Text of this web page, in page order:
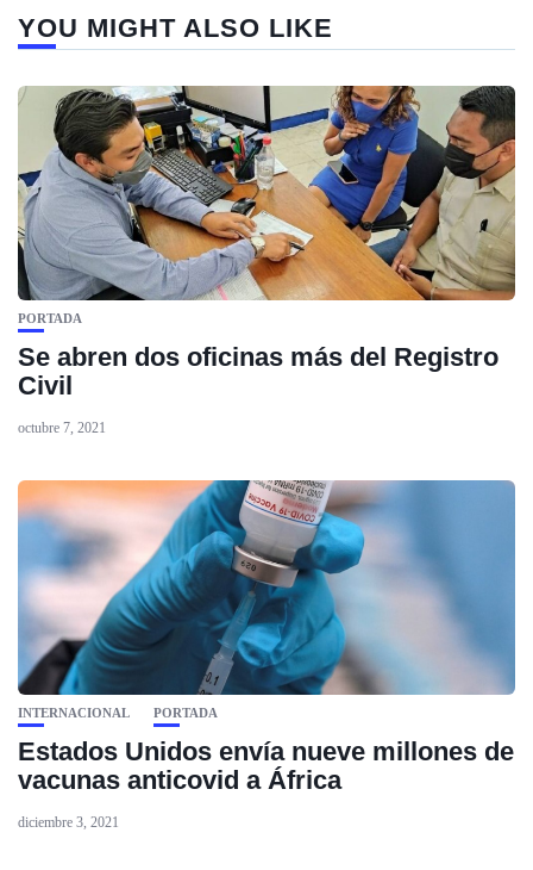
YOU MIGHT ALSO LIKE
PORTADA
Se abren dos oficinas más del Registro
Civil
octubre 7, 2021
INTERNACIONAL PORTADA
Estados Unidos envía nueve millones de
vacunas anticovid a África
diciembre 3, 2021